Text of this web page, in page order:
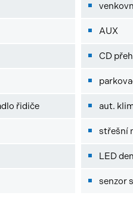
řidiče
AUX
CD
aut.
střešní
LED
senzor